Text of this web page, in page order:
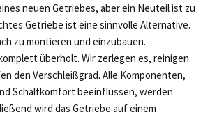
neuen Getriebes, aber ein Neuteil ist zu
Getriebe ist eine sinnvolle Alternative.
zu montieren und einzubauen.
überholt. Wir zerlegen es, reinigen
den Verschleißgrad. Alle Komponenten,
Schaltkomfort beeinflussen, werden
wird das Getriebe auf einem